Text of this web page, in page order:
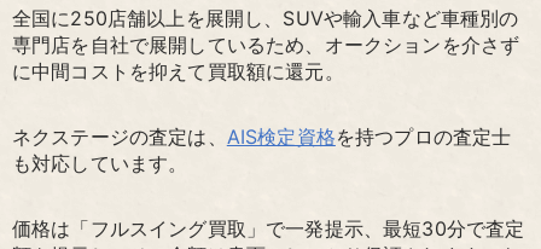
全国に250店舗以上を展開し、SUVや輸入車など車種別の
専門店を自社で展開しているため、オークションを介さず
に中間コストを抑えて買取額に還元。
ネクステージの査定は、 AIS検定資格を持つプロの査定士
も対応しています。
価格は「フルスイング買取」で一発提示、最短30分で査定